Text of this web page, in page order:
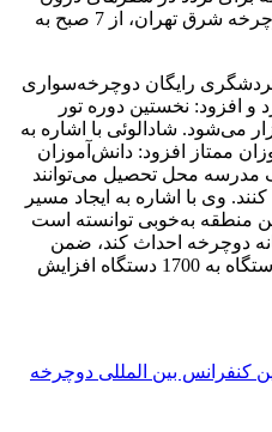
شهری، ساعت اداری خانه‌های دوچرخه شرق تهران، از 7 صبح به
به تور گردشگری رایگان دوچرخه‌سواری
و افزود: نخستین دوره تور
برگزار می‌شود. شادالوئی با اشاره به
ممتاز افزود: دانش‌آموزان
مدرسه محل تحصیل می‌توانند
وی با اشاره به ایجاد مسیر
در منطقه8 گفت: این منطقه به‌خوبی توانسته است
مسیر دوچرخه و 46 خانه دوچرخه احداث کند، ضمن
اینکه تعداد دوچرخه‌ها را از هزار دستگاه به 1700 دستگاه افزایش
در اولین کنفرانس بین المللی دوچرخه